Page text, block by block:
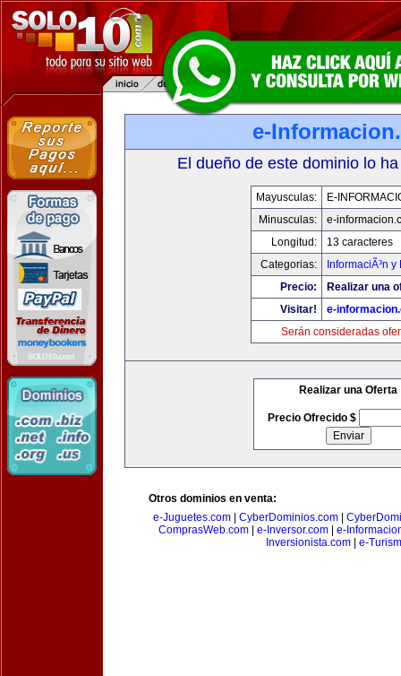
e-
El dueño de este dominio lo
Mayusculas:
E-
Minusculas:
e-
Longitud:
13 caracteres
Categorias:
InformaciÃ³n
Precio:
Realizar una
Visitar!
e-
Serán consideradas
Realizar una Oferta
Precio Ofrecido $
Otros dominios en venta:
e-Juguetes.com| CyberDominios.com|
ComprasWeb.com
e-Inversor.com
e-
Inversionista.com| e-